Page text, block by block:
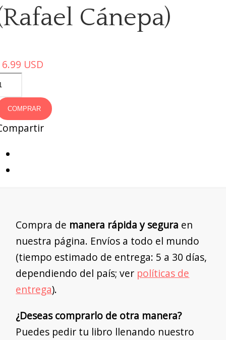
Cánepa)
USD
COMPRAR
Compra de manera rápida y segura en
nuestra página. Envíos a todo el mundo
(tiempo estimado de entrega: 5 a 30 días,
dependiendo del país; ver políticas de
entrega).
¿Deseas comprarlo de otra manera?
Puedes pedir tu libro llenando nuestro